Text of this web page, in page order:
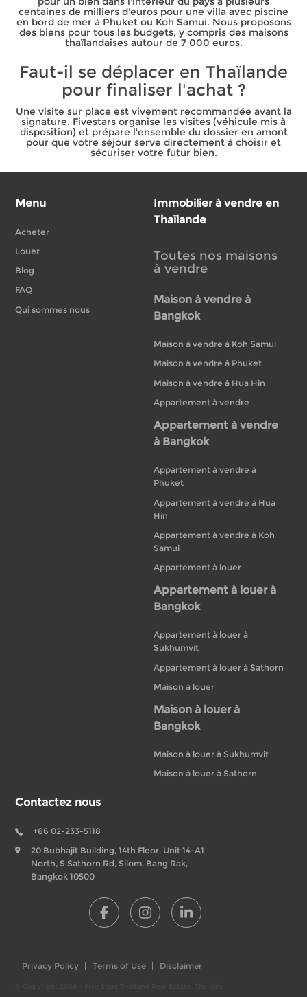
centaines de milliers d'euros pour une villa avec piscine
en bord de mer à Phuket ou Koh Samui. Nous proposons
des biens pour tous les budgets, y compris des maisons
thaïlandaises autour de 7 000 euros.
Faut-il se déplacer en Thaïlande
pour finaliser l'achat ?
Une visite sur place est vivement recommandée avant la
signature. Fivestars organise les visites (véhicule mis à
disposition) et prépare l'ensemble du dossier en amont
pour que votre séjour serve directement à choisir et
sécuriser votre futur bien.
Menu
Acheter
Louer
Blog
FAQ
Qui sommes nous
Immobilier à vendre en
Thaïlande
Toutes nos maisons
à vendre
Maison à vendre à
Bangkok
Maison à vendre à Koh Samui
Maison à vendre à Phuket
Maison à vendre à Hua Hin
Appartement à vendre
Appartement à vendre
à Bangkok
Appartement à vendre à
Phuket
Appartement à vendre à Hua
Hin
Appartement à vendre à Koh
Samui
Appartement à louer
Appartement à louer à
Bangkok
Appartement à louer à
Sukhumvit
Appartement à louer à Sathorn
Maison à louer
Maison à louer à
Bangkok
Maison à louer à Sukhumvit
Maison à louer à Sathorn
Contactez nous
+66 02-233-5118
20 Bubhajit Building, 14th Floor, Unit 14-A1
North, S Sathorn Rd, Silom, Bang Rak,
Bangkok 10500
Privacy Policy Terms of Use Disclaimer